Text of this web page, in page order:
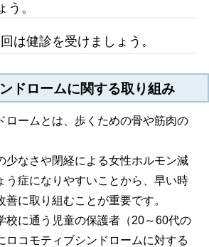
う。
は健診を受けましょう。
ドロームに関する取り組み
ロームとは、歩くための骨や筋肉の
少なさや閉経による女性ホルモン減
う症になりやすいことから、早い時
に取り組むことが重要です。
校に通う児童の保護者（20～60代の
ロコモティブシンドロームに対する